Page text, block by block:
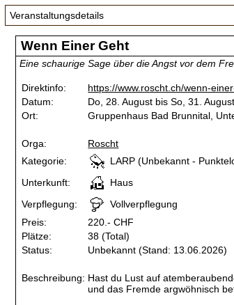
Veranstaltungsdetails
Wenn Einer Geht
Eine schaurige Sage über die Angst vor dem
Direktinfo:
https://www.roscht.ch/wenn-
Datum:
Do, 28. August bis So, 31.
Ort:
Gruppenhaus Bad Brunnital,
Orga:
Roscht
Kategorie:
LARP (Unbekannt -
Unterkunft:
Haus
Verpflegung:
Vollverpflegung
Preis:
220.- CHF
Plätze:
38 (Total)
Status:
Unbekannt (Stand: 13.06.2026)
Beschreibung: Hast du Lust auf
und das Fremde argwöhnisch